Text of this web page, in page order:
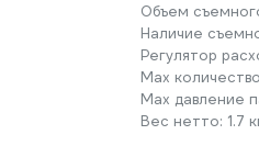
Объем
Наличие
Регулятор
Мах
Max давление
Вес нетто: 1.7